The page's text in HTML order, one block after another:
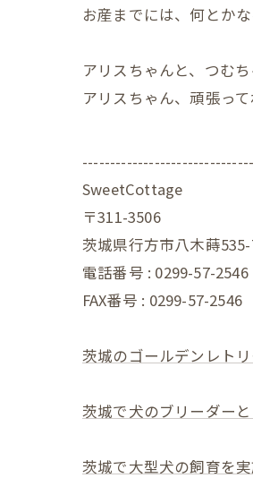
お産までには、何とか
アリスちゃんと、つむ
アリスちゃん、頑張って
SweetCottage
〒311-3506
茨城県行方市八木蒔
電話番号 : 0299-57-2546
FAX番号 : 0299-57-2546
茨城のゴールデンレト
茨城で犬のブリーダー
茨城で大型犬の飼育を